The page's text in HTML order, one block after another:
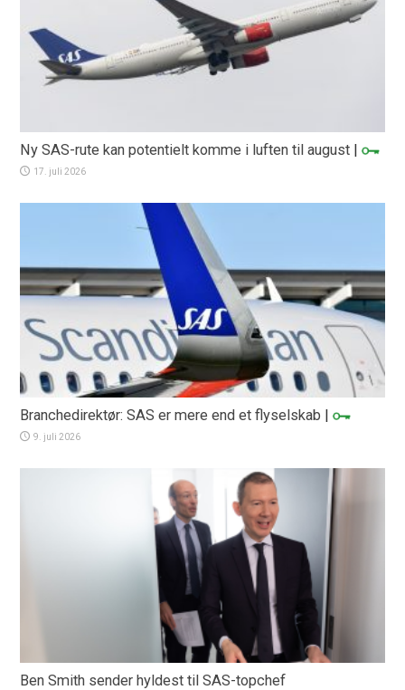
Ny SAS-rute kan potentielt komme i luften til august |
17. juli 2026
Branchedirektør: SAS er mere end et flyselskab |
9. juli 2026
Ben Smith sender hyldest til SAS-topchef